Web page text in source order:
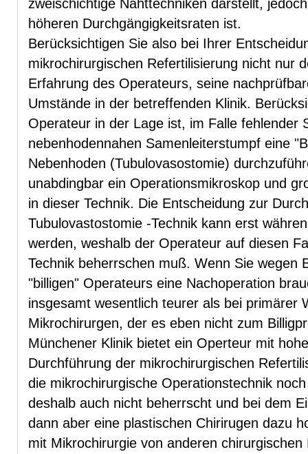
zweischichtige Nahttechniken darstellt,
höheren Durchgängigkeitsraten ist.
Berücksichtigen Sie also bei Ihrer
mikrochirurgischen Refertilisierung nicht nur
Erfahrung des Operateurs, seine
Umstände in der betreffenden Klinik.
Operateur in der Lage ist, im Falle fehlender
nebenhodennahen Samenleiterstumpf eine
Nebenhoden (Tubulovasostomie)
unabdingbar ein Operationsmikroskop und
in dieser Technik. Die Entscheidung zur
Tubulovastostomie -Technik kann erst
werden, weshalb der Operateur auf diesen
Technik beherrschen muß. Wenn Sie wegen
"billigen" Operateurs eine Nachoperation
insgesamt wesentlich teurer als bei primärer
Mikrochirurgen, der es eben nicht zum
Münchener Klinik bietet ein Operteur mit
Durchführung der mikrochirurgischen
die mikrochirurgische Operationstechnik
deshalb auch nicht beherrscht und bei dem
dann aber eine plastischen Chirirugen dazu
mit Mikrochirurgie von anderen